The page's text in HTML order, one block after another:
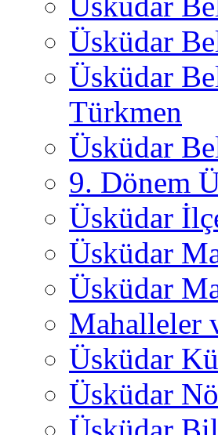
Üsküdar
Üsküdar
Türkmen
Üsküdar
9. Dönem
Üsküdar
Üsküdar
Üsküdar
Mahalleler
Üsküdar
Üsküdar